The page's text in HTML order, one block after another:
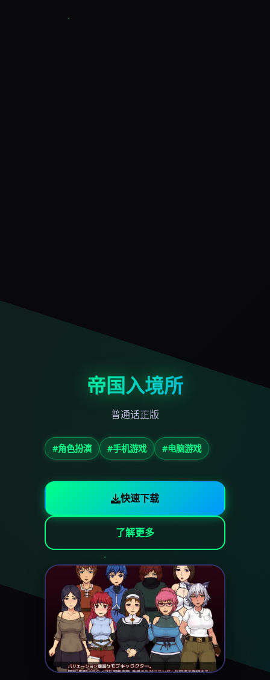
帝国入境所
普通话正版
#角色扮演 #手机游戏 #电脑游戏
快速下载
了解更多